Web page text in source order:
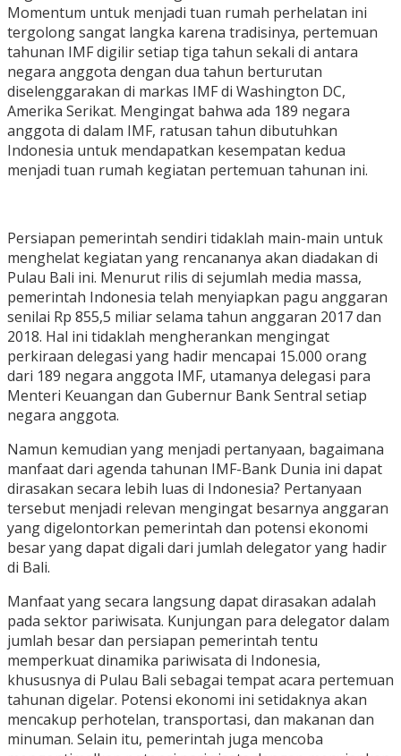
Momentum untuk menjadi tuan rumah perhelatan ini
tergolong sangat langka karena tradisinya, pertemuan
tahunan IMF digilir setiap tiga tahun sekali di antara
negara anggota dengan dua tahun berturutan
diselenggarakan di markas IMF di Washington DC,
Amerika Serikat. Mengingat bahwa ada 189 negara
anggota di dalam IMF, ratusan tahun dibutuhkan
Indonesia untuk mendapatkan kesempatan kedua
menjadi tuan rumah kegiatan pertemuan tahunan ini.
Persiapan pemerintah sendiri tidaklah main-main untuk
menghelat kegiatan yang rencananya akan diadakan di
Pulau Bali ini. Menurut rilis di sejumlah media massa,
pemerintah Indonesia telah menyiapkan pagu anggaran
senilai Rp 855,5 miliar selama tahun anggaran 2017 dan
2018. Hal ini tidaklah mengherankan mengingat
perkiraan delegasi yang hadir mencapai 15.000 orang
dari 189 negara anggota IMF, utamanya delegasi para
Menteri Keuangan dan Gubernur Bank Sentral setiap
negara anggota.
Namun kemudian yang menjadi pertanyaan, bagaimana
manfaat dari agenda tahunan IMF-Bank Dunia ini dapat
dirasakan secara lebih luas di Indonesia? Pertanyaan
tersebut menjadi relevan mengingat besarnya anggaran
yang digelontorkan pemerintah dan potensi ekonomi
besar yang dapat digali dari jumlah delegator yang hadir
di Bali.
Manfaat yang secara langsung dapat dirasakan adalah
pada sektor pariwisata. Kunjungan para delegator dalam
jumlah besar dan persiapan pemerintah tentu
memperkuat dinamika pariwisata di Indonesia,
khususnya di Pulau Bali sebagai tempat acara pertemuan
tahunan digelar. Potensi ekonomi ini setidaknya akan
mencakup perhotelan, transportasi, dan makanan dan
minuman. Selain itu, pemerintah juga mencoba